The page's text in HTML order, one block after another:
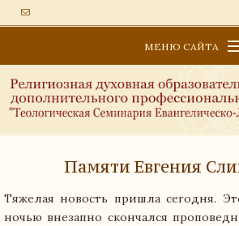
МЕНЮ САЙТА
ОБРАЗОВАТЕЛЬНАЯ ПЛАТФОРМА
СВЕДЕНИЯ ОБ ОБРАЗОВАТЕЛЬНОЙ
НОВОСТИПамяти Евгения
Тяжелая новость пришла сегодня.
ночью внезапно скончался